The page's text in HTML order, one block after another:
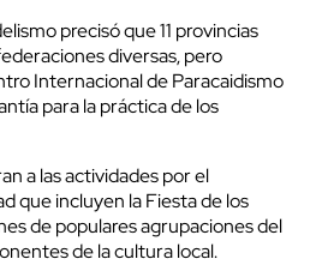
precisó que 11 provincias
diversas, pero
Internacional de Paracaidismo
para la práctica de los
a las actividades por el
que incluyen la Fiesta de los
de populares agrupaciones del
de la cultura local.